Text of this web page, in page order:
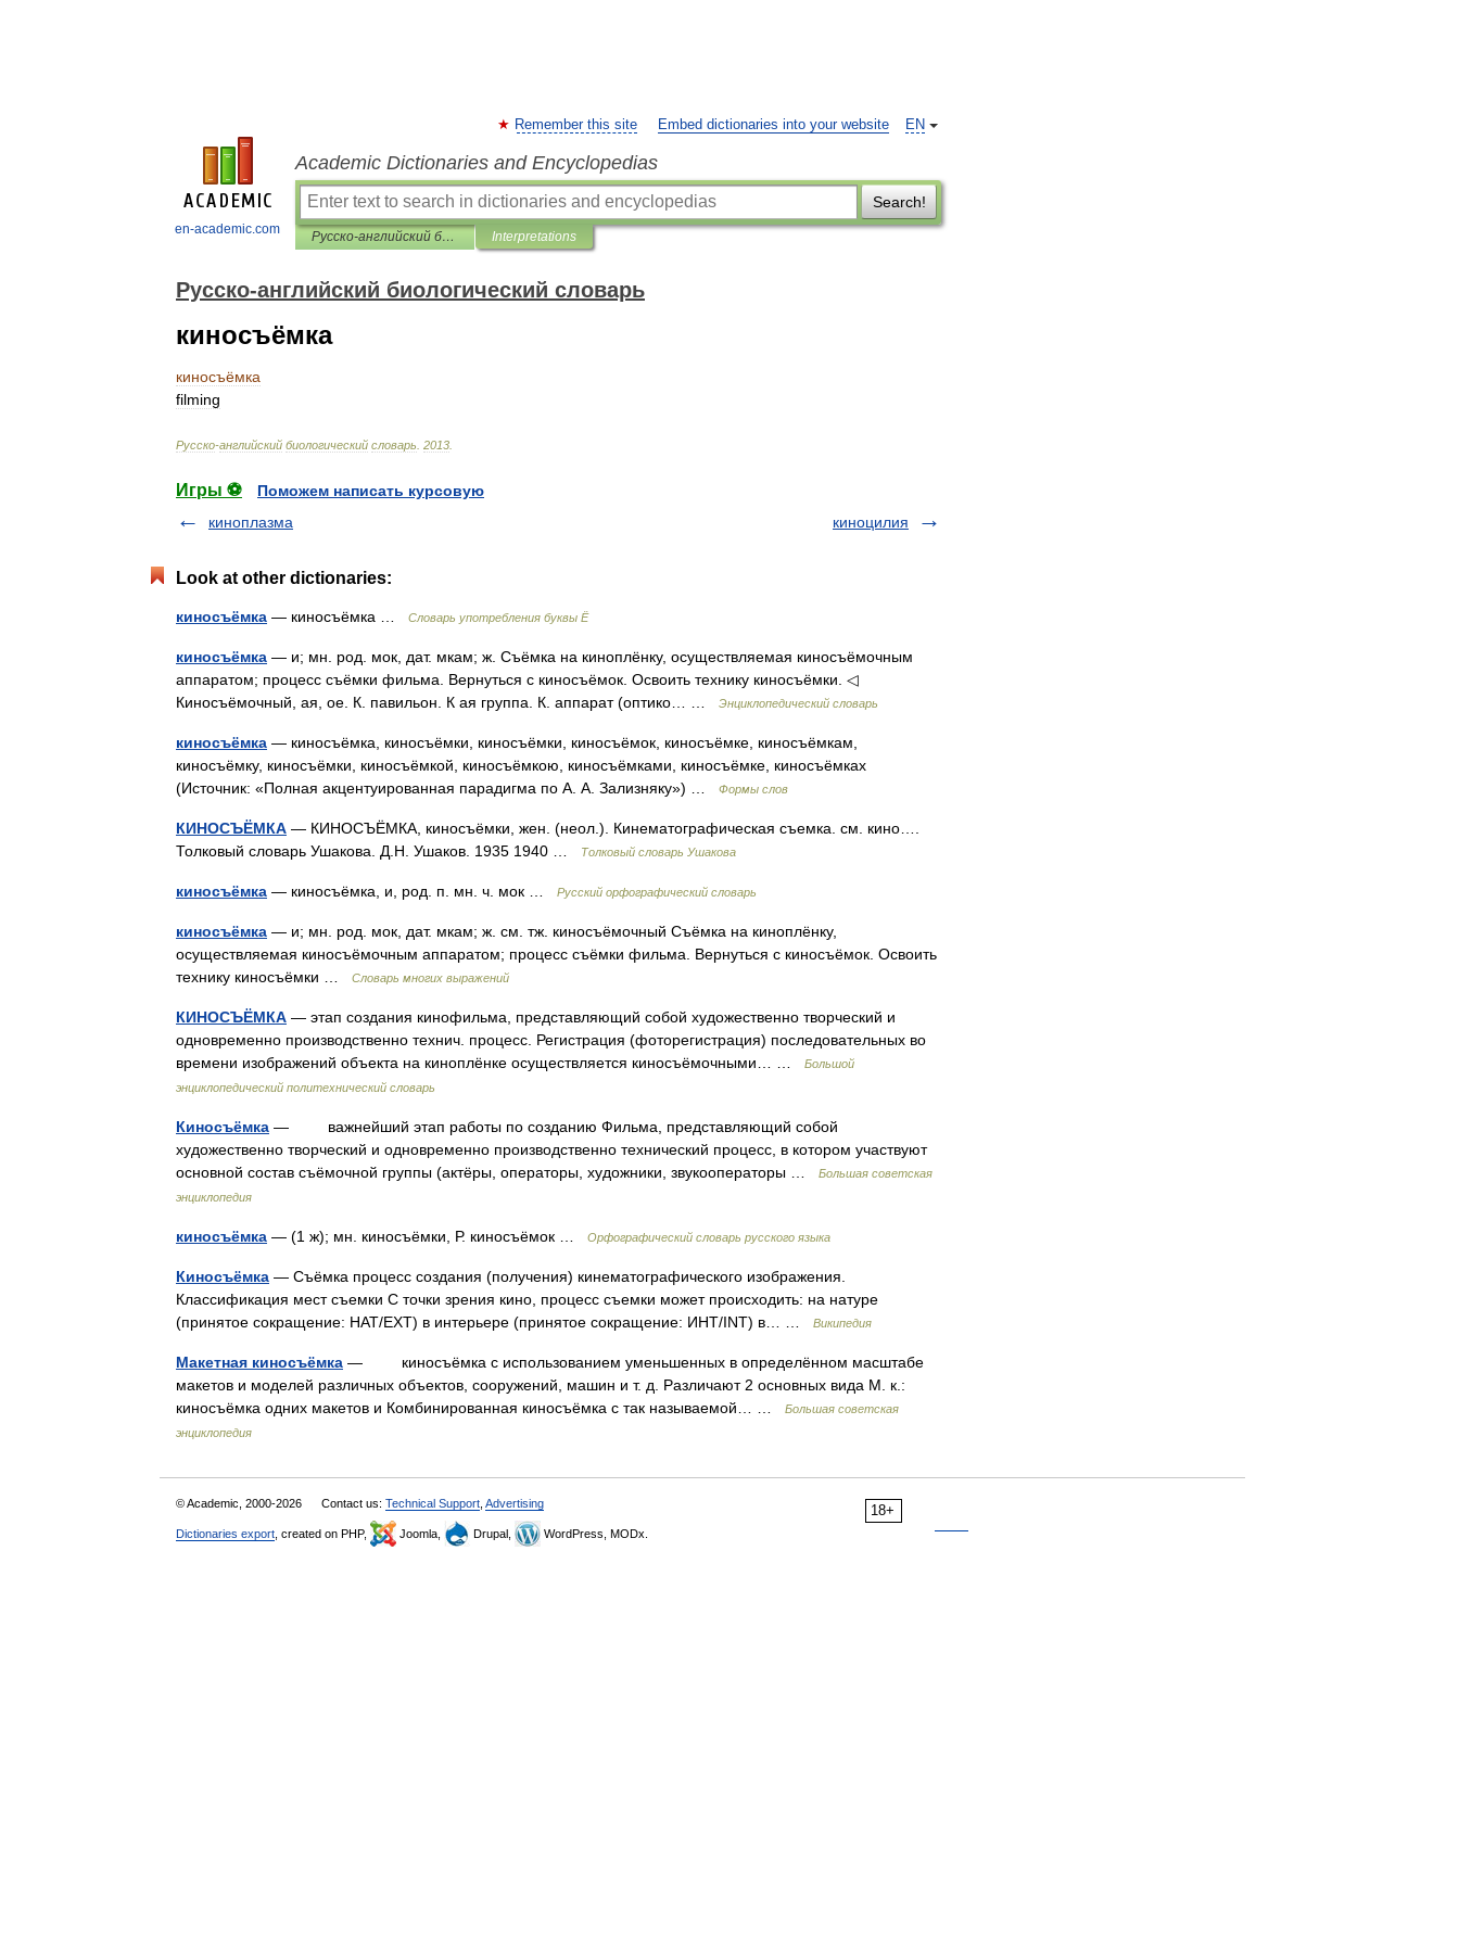
en-academic.com
EN
Remember this site Embed dictionaries into your website
Academic Dictionaries and Encyclopedias
Search!
Русско-английский биологический словарь Interpretations
Русско-английский биологический словарь
киносъёмка
киносъёмка
filming
Русско-английский биологический словарь 2013
Игры ⚽
Поможем написать курсовую
киноплазма
киноцилия
Look at other dictionaries:
киносъёмка — киносъёмка … Словарь употребления буквы Ё
киносъёмка — и; мн. род. мок, дат. мкам; ж. Съёмка на киноплёнку, осуществляемая киносъёмочным
аппаратом; процесс съёмки фильма. Вернуться с киносъёмок. Освоить технику киносъёмки. ◁
Киносъёмочный, ая, ое. К. павильон. К ая группа. К. аппарат (оптико… …
Энциклопедический словарь
киносъёмка — киносъёмка, киносъёмки, киносъёмки, киносъёмок, киносъёмке, киносъёмкам,
киносъёмку, киносъёмки, киносъёмкой, киносъёмкою, киносъёмками, киносъёмке, киносъёмках
(Источник: «Полная акцентуированная парадигма по А. А. Зализняку») …
Формы слов
КИНОСЪЁМКА — КИНОСЪЁМКА, киносъёмки, жен. (неол.). Кинематографическая съемка. см. кино….
Толковый словарь Ушакова. Д.Н. Ушаков. 1935 1940 …
Толковый словарь Ушакова
киносъёмка — киносъёмка, и, род. п. мн. ч. мок … Русский орфографический словарь
киносъёмка — и; мн. род. мок, дат. мкам; ж. см. тж. киносъёмочный Съёмка на киноплёнку,
осуществляемая киносъёмочным аппаратом; процесс съёмки фильма. Вернуться с киносъёмок. Освоить
технику киносъёмки …
Словарь многих выражений
КИНОСЪЁМКА — этап создания кинофильма, представляющий собой художественно творческий и
одновременно производственно технич. процесс. Регистрация (фоторегистрация) последовательных во
времени изображений объекта на киноплёнке осуществляется киносъёмочными… …
Большой
энциклопедический политехнический словарь
Киносъёмка — важнейший этап работы по созданию Фильма, представляющий собой
художественно творческий и одновременно производственно технический процесс, в котором участвуют
основной состав съёмочной группы (актёры, операторы, художники, звукооператоры …
Большая советская
энциклопедия
киносъёмка — (1 ж); мн. киносъёмки, Р. киносъёмок … Орфографический словарь русского языка
Киносъёмка — Съёмка процесс создания (получения) кинематографического изображения.
Классификация мест съемки С точки зрения кино, процесс съемки может происходить: на натуре
(принятое сокращение: НАТ/EXT) в интерьере (принятое сокращение: ИНТ/INT) в… …
Википедия
Макетная киносъёмка — киносъёмка с использованием уменьшенных в определённом масштабе
макетов и моделей различных объектов, сооружений, машин и т. д. Различают 2 основных вида М. к.:
киносъёмка одних макетов и Комбинированная киносъёмка с так называемой… …
Большая советская
энциклопедия
18+
© Academic, 2000-2026 Contact us: Technical Support Advertising
Dictionaries export , created on PHP, Joomla, Drupal, WordPress, MODx.